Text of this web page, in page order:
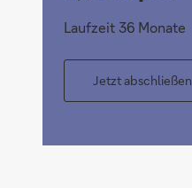
Laufzeit 36 Monate
Jetzt abschließen